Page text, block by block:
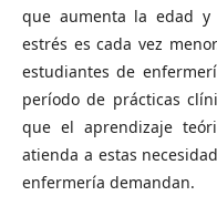
que aumenta la edad
estrés es cada vez
estudiantes de
período de prácticas
que el aprendizaje
atienda a estas
enfermería demandan.